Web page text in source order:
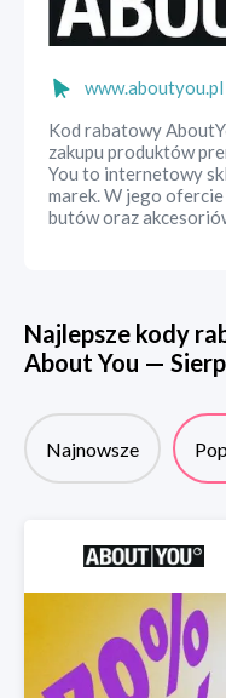
www.aboutyou.pl
Kod rabatowy
zakupu produktów
You to internetowy
marek. W jego
butów oraz
Najlepsze kody
About You —
Najnowsze